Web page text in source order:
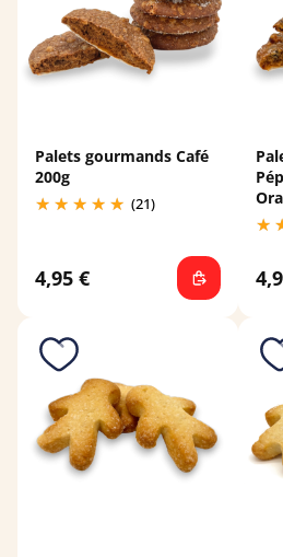
Palets gourmands Café
200g
(21)
4,95 €